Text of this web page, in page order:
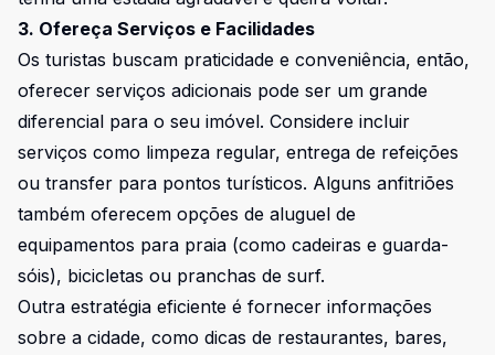
3. Ofereça Serviços e Facilidades
Os turistas buscam praticidade e conveniência, então,
oferecer serviços adicionais pode ser um grande
diferencial para o seu imóvel. Considere incluir
serviços como limpeza regular, entrega de refeições
ou transfer para pontos turísticos. Alguns anfitriões
também oferecem opções de aluguel de
equipamentos para praia (como cadeiras e guarda-
sóis), bicicletas ou pranchas de surf.
Outra estratégia eficiente é fornecer informações
sobre a cidade, como dicas de restaurantes, bares,